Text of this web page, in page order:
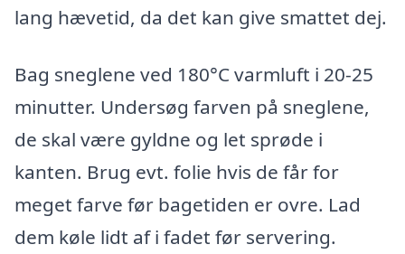
lang hævetid, da det kan give smattet dej.
Bag sneglene ved 180°C varmluft i 20-25
minutter. Undersøg farven på sneglene,
de skal være gyldne og let sprøde i
kanten. Brug evt. folie hvis de får for
meget farve før bagetiden er ovre. Lad
dem køle lidt af i fadet før servering.